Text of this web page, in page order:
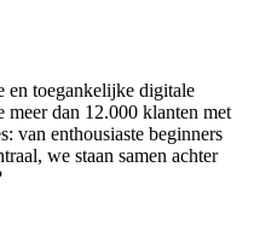
en toegankelijke digitale
dan 12.000 klanten met
van enthousiaste beginners
we staan samen achter